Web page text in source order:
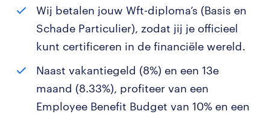
Wij betalen jouw Wft-diploma’s (Basis en
Schade Particulier), zodat jij je officieel
kunt certificeren in de financiële wereld.
Naast vakantiegeld (8%) en een 13e
maand (8.33%), profiteer van een
Employee Benefit Budget van 10% en een